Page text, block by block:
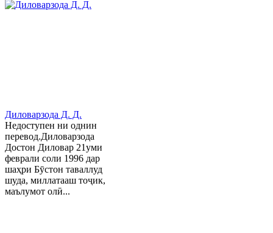
Диловарзода Д. Д.
Недоступен ни однин
перевод.Диловарзода
Достон Диловар 21уми
феврали соли 1996 дар
шаҳри Бӯстон таваллуд
шуда, миллатааш тоҷик,
маълумот олӣ...